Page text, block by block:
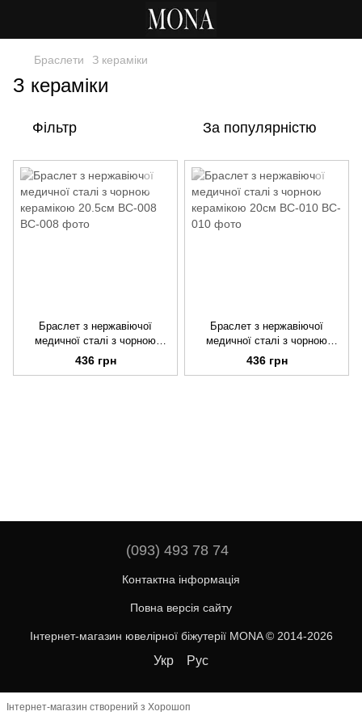
Браслети З кераміки
З кераміки
Фільтр За популярністю
Браслет з нержавіючої
медичної сталі з чорною
керамікою 20.5см BC-008
436 грн
Браслет з нержавіючої
медичної сталі з чорною
керамікою 20см BC-010
436 грн
(093) 493 78 74
Контактна інформація
Повна версія сайту
Інтернет-магазин ювелірної біжутерії MONA © 2014-2026
Укр Рус
Інтернет-магазин створений з Хорошоп